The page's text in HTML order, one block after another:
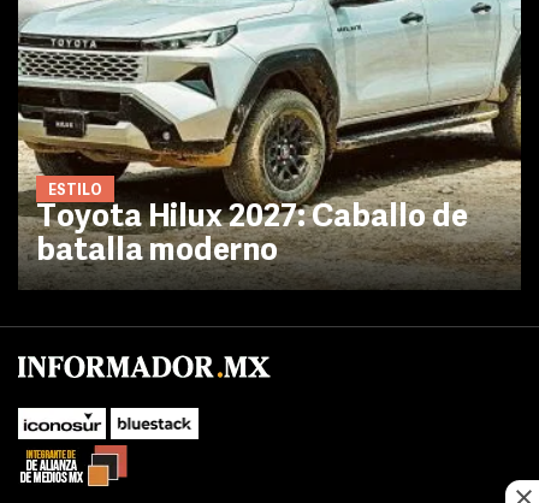
ESTILO
Toyota Hilux 2027: Caballo de
batalla moderno